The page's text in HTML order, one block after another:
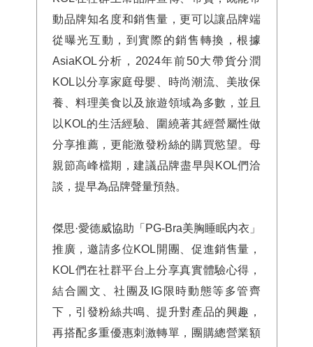
動品牌知名度和銷售量，更可以讓品牌端
從曝光互動，到實際的銷售轉換，根據
AsiaKOL分析，2024年前50大帶貨分潤
KOL以分享家庭母嬰、時尚潮流、美妝保
養、料理美食以及旅遊領域為多數，並且
以KOL的生活經驗、圍繞著其經營屬性做
分享推薦，更能激發粉絲的購買慾望。母
親節高峰檔期，建議品牌盡早與KOL們洽
談，提早為品牌聲量預熱。
傑思·愛德威協助「PG-Bra美胸睡眠内衣」
推廣，邀請多位KOL開團、促進銷售量，
KOL們在社群平台上分享真實體驗心得，
結合圖文、社團及IG限時動態等多管齊
下，引發粉絲共鳴、提升對產品的興趣，
再搭配多重優惠刺激轉單，團購總營業額